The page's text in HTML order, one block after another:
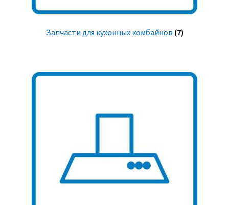
Запчасти для кухонных комбайнов (7)